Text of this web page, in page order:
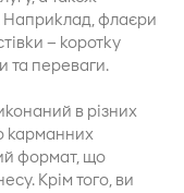
Наприклад, флаєри
– коротку
та переваги.
в різних
карманних
формат, що
Крім того, ви